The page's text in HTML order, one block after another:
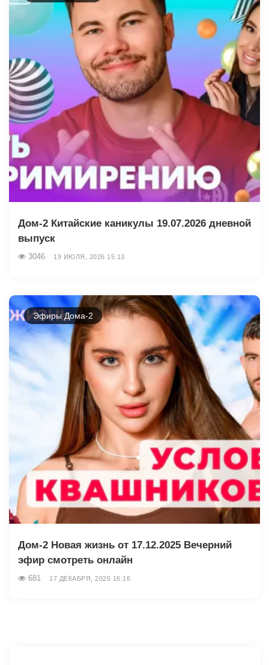
Дом-2 Китайские каникулы 19.07.2026 дневной
выпуск
3046 19 ИЮЛЯ, 2026 15:13
Эфиры Дома-2
Дом-2 Новая жизнь от 17.12.2025 Вечерний
эфир смотреть онлайн
681 17 ДЕКАБРЯ, 2025 16:16